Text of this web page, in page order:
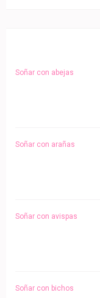
Soñar con abejas
Soñar con arañas
Soñar con avispas
Soñar con bichos